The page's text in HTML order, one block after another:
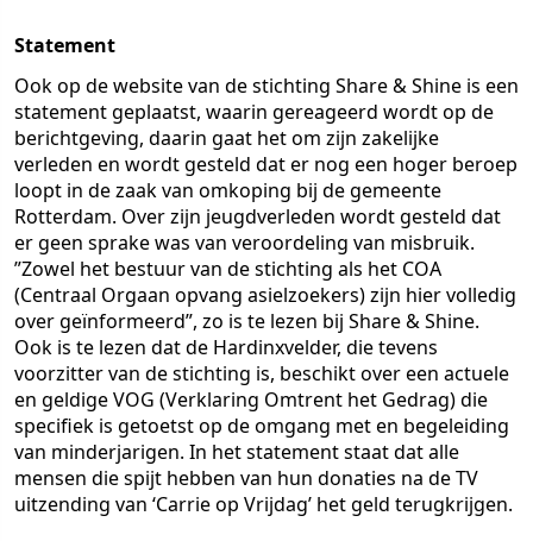
Statement
Ook op de website van de stichting Share & Shine is een
statement geplaatst, waarin gereageerd wordt op de
berichtgeving, daarin gaat het om zijn zakelijke
verleden en wordt gesteld dat er nog een hoger beroep
loopt in de zaak van omkoping bij de gemeente
Rotterdam. Over zijn jeugdverleden wordt gesteld dat
er geen sprake was van veroordeling van misbruik.
”Zowel het bestuur van de stichting als het COA
(Centraal Orgaan opvang asielzoekers) zijn hier volledig
over geïnformeerd”, zo is te lezen bij Share & Shine.
Ook is te lezen dat de Hardinxvelder, die tevens
voorzitter van de stichting is, beschikt over een actuele
en geldige VOG (Verklaring Omtrent het Gedrag) die
specifiek is getoetst op de omgang met en begeleiding
van minderjarigen. In het statement staat dat alle
mensen die spijt hebben van hun donaties na de TV
uitzending van ‘Carrie op Vrijdag’ het geld terugkrijgen.